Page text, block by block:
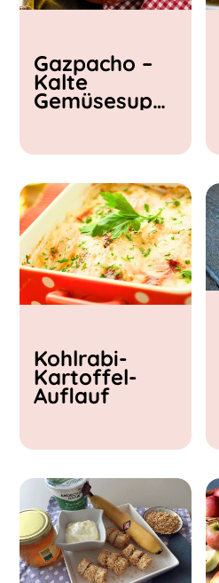
< 15 min
15 - 30 min
30 - 60 min
Gazpacho –
Kalte
Gemüsesupp
Kohlrabi-
Kartoffel-
Auflauf